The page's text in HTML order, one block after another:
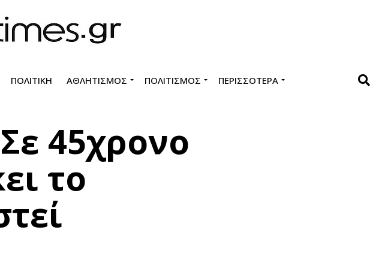
ΠΟΛΙΤΙΚΉ ΑΘΛΗΤΙΣΜΌΣ ΠΟΛΙΤΙΣΜΌΣ ΠΕΡΙΣΣΌΤΕΡΑ
45χρονο
το